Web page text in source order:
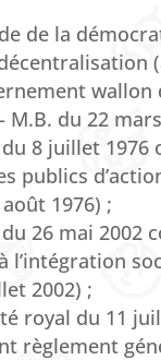
de la
wallon
M.B. du 22
8 juillet 1976
publics
1976) ;
26 mai 2002
l’intégration
2002) ;
royal du 11
règlement